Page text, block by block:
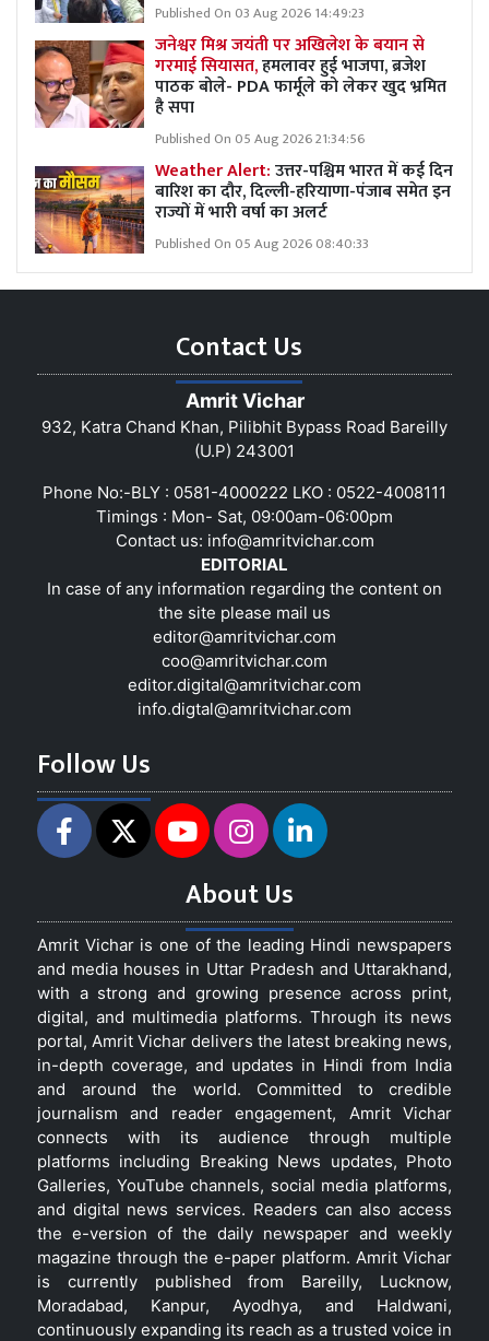
Published On 03 Aug 2026 14:49:23
जनेश्वर मिश्र जयंती पर अखिलेश के बयान से
गरमाई सियासत,हमलावर हुई भाजपा, ब्रजेश
पाठक बोले- PDA फार्मूले को लेकर खुद भ्रमित
है सपा
Published On 05 Aug 2026 21:34:56
Weather Alert:उत्तर-पश्चिम भारत में कई दिन
बारिश का दौर, दिल्ली-हरियाणा-पंजाब समेत इन
राज्यों में भारी वर्षा का अलर्ट
Published On 05 Aug 2026 08:40:33
Contact Us
Amrit Vichar
932, Katra Chand Khan, Pilibhit Bypass Road Bareilly
(U.P) 243001
Phone No:-BLY : 0581-4000222 LKO : 0522-4008111
Timings : Mon- Sat, 09:00am-06:00pm
Contact us: info@amritvichar.com
EDITORIAL
In case of any information regarding the content on
the site please mail us
editor@amritvichar.com
coo@amritvichar.com
editor.digital@amritvichar.com
info.digtal@amritvichar.com
Follow Us
About Us
Amrit Vichar is one of the leading Hindi newspapers
and media houses in Uttar Pradesh and Uttarakhand,
with a strong and growing presence across print,
digital, and multimedia platforms. Through its news
portal, Amrit Vichar delivers the latest breaking news,
in-depth coverage, and updates in Hindi from India
and around the world. Committed to credible
journalism and reader engagement, Amrit Vichar
connects with its audience through multiple
platforms including Breaking News updates, Photo
Galleries, YouTube channels, social media platforms,
and digital news services. Readers can also access
the e-version of the daily newspaper and weekly
magazine through the e-paper platform. Amrit Vichar
is currently published from Bareilly, Lucknow,
Moradabad, Kanpur, Ayodhya, and Haldwani,
continuously expanding its reach as a trusted voice in